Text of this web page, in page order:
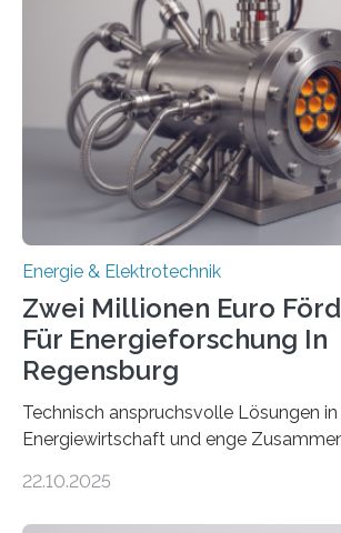
neuen Bericht für die Praxis
Rolle von flexiblen
Netzanschluss von Erneuerbare-
(EE-Anlagen) ist entscheidend für die
Denn ohne Anschluss an das Netz
eingespeist werden. Nach dem
Gesetz (EEG) sind Netzbetreiber…
Energie & Elektrotechnik
Zwei Millionen Euro
Für Energieforschung In
Regensburg
Technisch anspruchsvolle Lösungen
Energiewirtschaft und enge
neuen EU-geförderten Transfer-
22.10.2025